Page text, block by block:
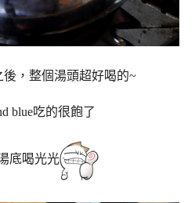
，整個湯頭超好喝的~
blue吃的很飽了
底喝光光